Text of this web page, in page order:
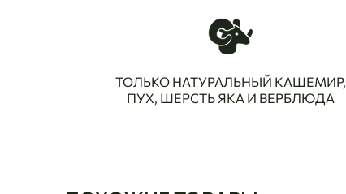
ТОЛЬКО НАТУРАЛЬНЫЙ КАШЕМИР,
ПУХ, ШЕРСТЬ ЯКА И ВЕРБЛЮДА